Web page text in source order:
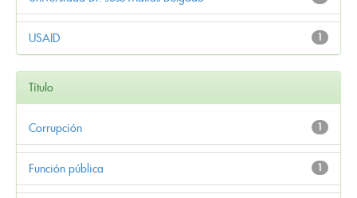
1
USAID
Título
1
Corrupción
1
Función pública